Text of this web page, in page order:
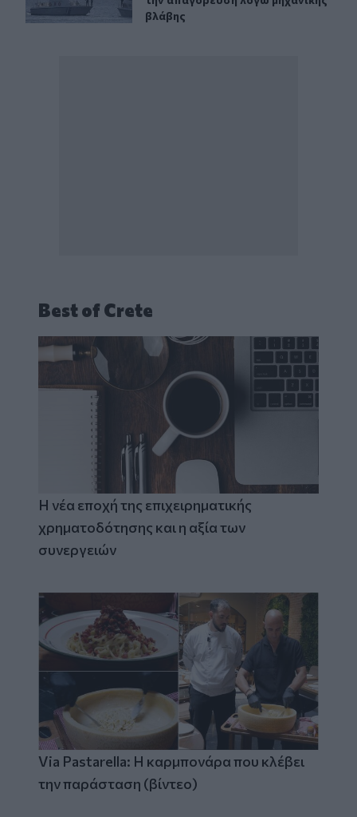
βλάβης
Best of Crete
Η νέα εποχή της επιχειρηματικής
χρηματοδότησης και η αξία των
συνεργειών
Via Pastarella: Η καρμπονάρα που κλέβει
την παράσταση (βίντεο)